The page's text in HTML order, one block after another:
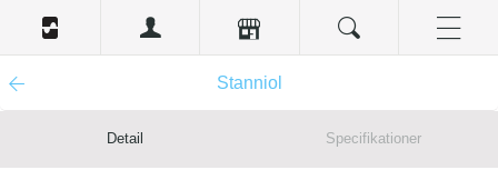
Stanniol
Detail Specifikationer